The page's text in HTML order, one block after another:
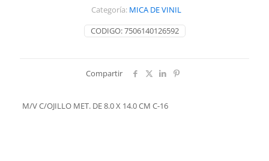
CODIGO:7506140126592
Categoría: MICA DE VINIL
Compartir
M/V C/OJILLO MET. DE 8.0 X 14.0 CM C-16